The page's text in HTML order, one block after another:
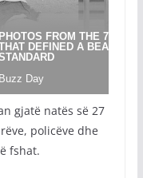
gjatë natës së 27
policëve dhe
fshat.